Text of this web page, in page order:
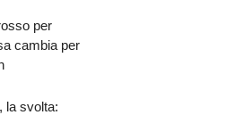
per
cambia per
la svolta: